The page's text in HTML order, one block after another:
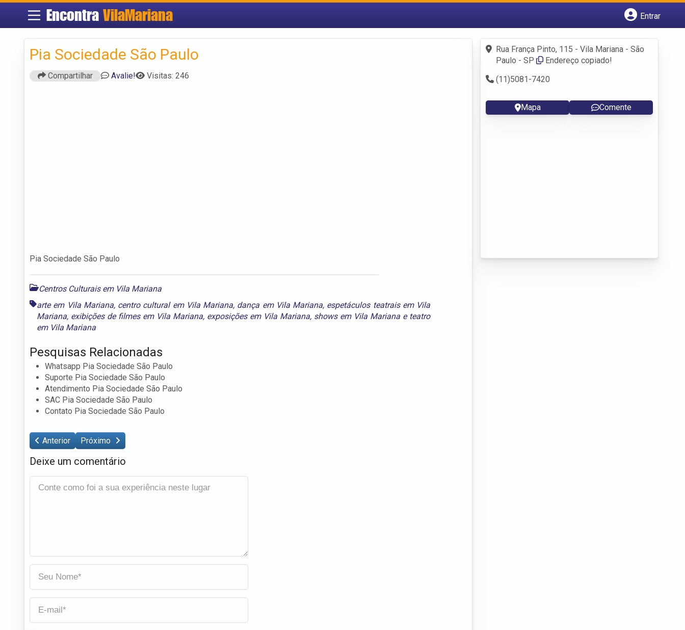
Encontra VilaMariana
Entrar
Fazer login
Criar conta
Pia Sociedade São Paulo
Compartilhar Avalie! Visitas: 246
Pia Sociedade São Paulo
Centros Culturais em Vila Mariana
arte em Vila Mariana, centro cultural em Vila Mariana, dança em Vila Mariana, espetáculos teatrais em Vila
Mariana, exibições de filmes em Vila Mariana, exposições em Vila Mariana, shows em Vila Mariana e teatro
em Vila Mariana
Pesquisas Relacionadas
Whatsapp Pia Sociedade São Paulo
Suporte Pia Sociedade São Paulo
Atendimento Pia Sociedade São Paulo
SAC Pia Sociedade São Paulo
Contato Pia Sociedade São Paulo
Anterior Próximo
Deixe um comentário
Rua França Pinto, 115 - Vila Mariana - São
Paulo - SP
Endereço copiado!
(11)5081-7420
Mapa Comente